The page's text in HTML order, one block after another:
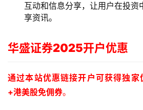
互动和信息分享，让用户在投资
享资讯。
华盛证券2025开户优惠
通过本站优惠链接开户可获得独
+港美股免佣券。